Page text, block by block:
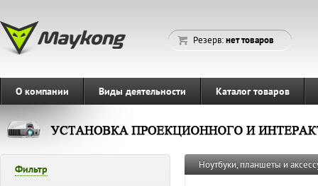
Резерв:нет товаров
О компании Виды деятельности Каталог товаров
Фильтр Ноутбуки, планшеты и